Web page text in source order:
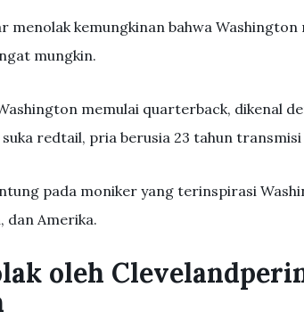
menolak kemungkinan bahwa
mungkin.
memulai quarterback, dikenal
redtail, pria berusia 23 tahun
pada moniker yang terinspirasi
dan Amerika.
oleh